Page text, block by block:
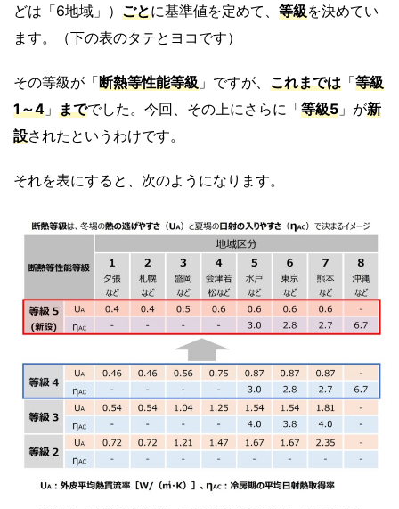
どは「6地域」） ごとに基準値を定めて、 等級を決めてい
ます。（下の表のタテとヨコです）
その等級が「断熱等性能等級 」ですが、 これまでは 「等級
1～4 」 まででした。今回、その上にさらに「等級5 」が新
設されたというわけです。
それを表にすると、次のようになります。